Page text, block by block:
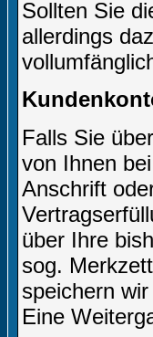
Sollten Sie
allerdings
Falls Sie
von Ihnen
Anschrift
über Ihre
sog.
speichern
Eine